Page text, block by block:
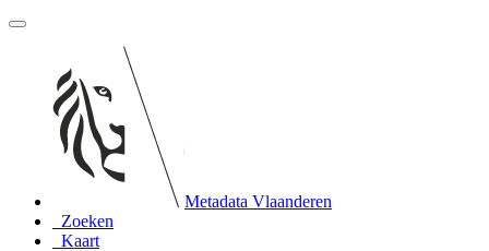
Metadata Vlaanderen
Zoeken
Kaart